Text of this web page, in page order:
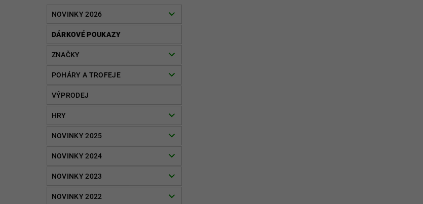
NOVINKY 2026
DÁRKOVÉ POUKAZY
ZNAČKY
POHÁRY A TROFEJE
VÝPRODEJ
HRY
NOVINKY 2025
NOVINKY 2024
NOVINKY 2023
NOVINKY 2022